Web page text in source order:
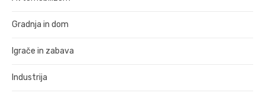
Gradnja in dom
Igrače in zabava
Industrija